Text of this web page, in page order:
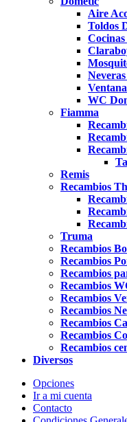
Aire
Toldos
WC
Fiamma
Remis
Recambios
Truma
Recambios
Recambios
Recambios
Recambios
Recambios
Recambios
Recambios
Recambios
Recambios
Diversos
Opciones
Ir a mi cuenta
Contacto